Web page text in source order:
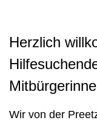
Herzlich
Wir von der